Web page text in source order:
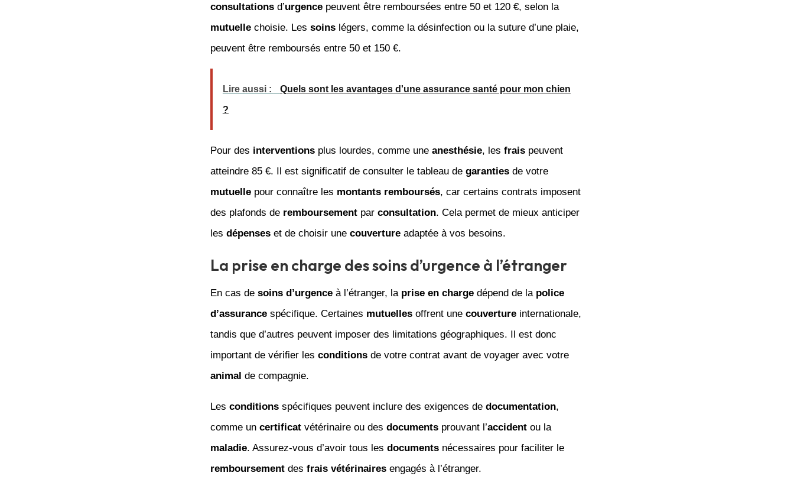
consultationsd’urgencepeuvent être remboursées entre 50 et 120 €, selon la
mutuellechoisie. Les soinslégers, comme la désinfection ou la suture d’une plaie,
peuvent être remboursés entre 50 et 150 €.
Lire aussi : Quels sont les avantages d'une assurance santé pour mon chien
?
Pour des interventionsplus lourdes, comme une anesthésie, les fraispeuvent
atteindre 85 €. Il est significatif de consulter le tableau de garantiesde votre
mutuellepour connaître les montants remboursés, car certains contrats imposent
des plafonds de remboursementpar consultation. Cela permet de mieux anticiper
les dépenseset de choisir une couvertureadaptée à vos besoins.
La prise en charge des soins d’urgence à l’étranger
En cas de soins d’urgenceà l’étranger, la prise en chargedépend de la police
d’assurancespécifique. Certaines mutuellesoffrent une couvertureinternationale,
tandis que d’autres peuvent imposer des limitations géographiques. Il est donc
important de vérifier les conditionsde votre contrat avant de voyager avec votre
animal de compagnie.
Les conditionsspécifiques peuvent inclure des exigences de documentation,
comme un certificatvétérinaire ou des documentsprouvant l’accidentou la
maladie. Assurez-vous d’avoir tous les documentsnécessaires pour faciliter le
remboursementdes frais vétérinairesengagés à l’étranger.